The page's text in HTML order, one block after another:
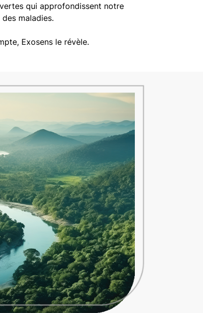
qui approfondissent notre
maladies.
Exosens le révèle.